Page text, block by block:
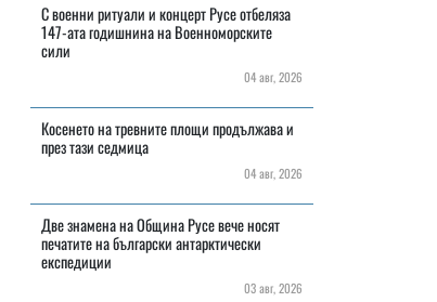
С военни ритуали и концерт Русе отбеляза
147-ата годишнина на Военноморските
сили
04 авг, 2026
Косенето на тревните площи продължава и
през тази седмица
04 авг, 2026
Две знамена на Община Русе вече носят
печатите на български антарктически
експедиции
03 авг, 2026